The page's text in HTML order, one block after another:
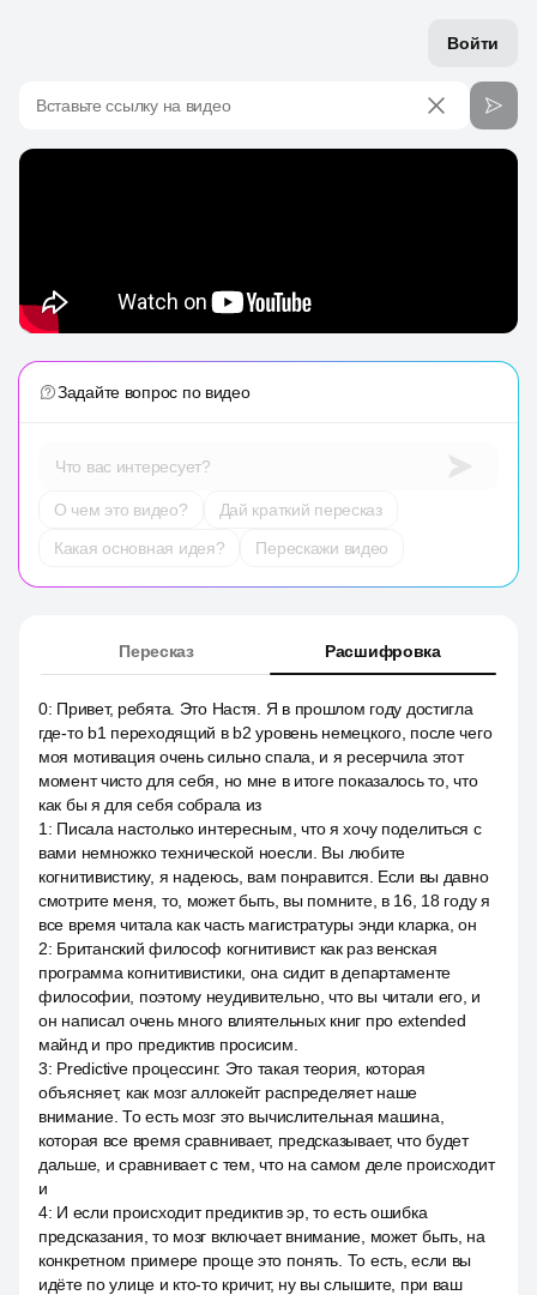
Войти
Вставьте ссылку на видео
Задайте вопрос по видео
Что вас интересует?
О чем это видео?
Дай краткий пересказ
Какая основная идея?
Перескажи видео
Пересказ Расшифровка
0: Привет, ребята. Это Настя. Я в прошлом году достигла
где-то b1 переходящий в b2 уровень немецкого, после чего
моя мотивация очень сильно спала, и я ресерчила этот
момент чисто для себя, но мне в итоге показалось то, что
как бы я для себя собрала из
1 : Писала настолько интересным, что я хочу поделиться с
вами немножко технической ноесли. Вы любите
когнитивистику, я надеюсь, вам понравится. Если вы давно
смотрите меня, то, может быть, вы помните, в 16, 18 году я
все время читала как часть магистратуры энди кларка, он
2: Британский философ когнитивист как раз венская
программа когнитивистики, она сидит в департаменте
философии, поэтому неудивительно, что вы читали его, и
он написал очень много влиятельных книг про extended
майнд и про предиктив просисим.
3: Predictive процессинг. Это такая теория, которая
объясняет, как мозг аллокейт распределяет наше
внимание. То есть мозг это вычислительная машина,
которая все время сравнивает, предсказывает, что будет
дальше, и сравнивает с тем, что на самом деле происходит
и
4: И если происходит предиктив эр, то есть ошибка
предсказания, то мозг включает внимание, может быть, на
конкретном примере проще это понять. То есть, если вы
идёте по улице и кто-то кричит, ну вы слышите, при ваш